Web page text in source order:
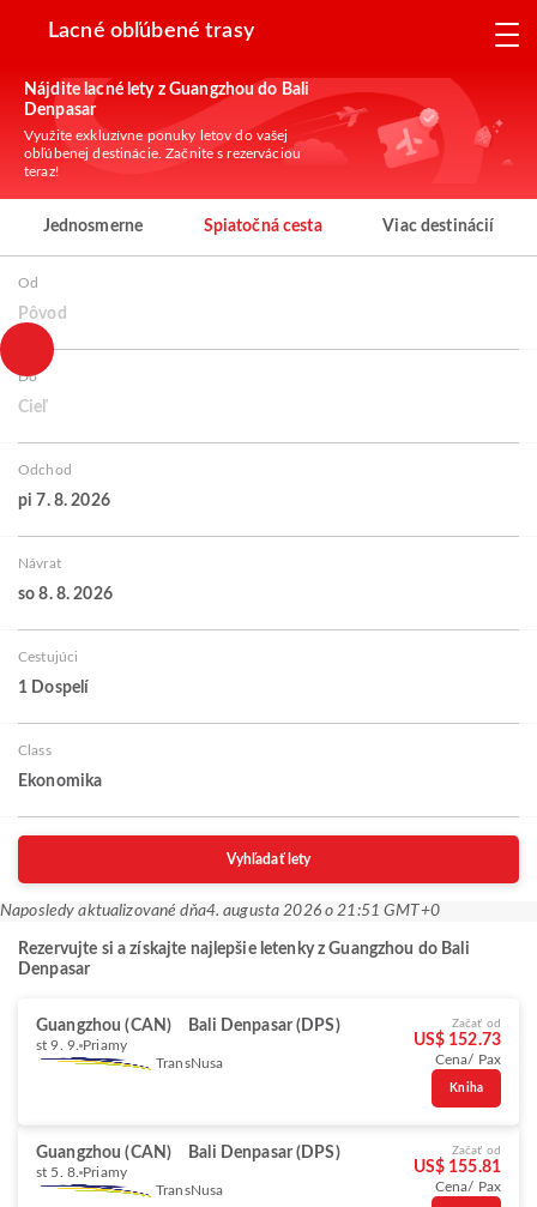
Lacné obľúbené trasy
Nájdite lacné lety z Guangzhou do Bali
Denpasar
Využite exkluzívne ponuky letov do vašej
obľúbenej destinácie. Začnite s rezerváciou
teraz!
Jednosmerne Spiatočná cesta Viac destinácií
Od
Pôvod
Do
Cieľ
Odchod
pi 7. 8. 2026
Návrat
so 8. 8. 2026
Cestujúci
1 Dospelí
Class
Ekonomika
Vyhľadať lety
Naposledy aktualizované dňa4. augusta 2026 o 21:51 GMT+0
Rezervujte si a získajte najlepšie letenky z Guangzhou do Bali
Denpasar
Guangzhou (CAN) Bali Denpasar (DPS)
st 9. 9. Priamy
TransNusa
Začať od
US$ 152.73
Cena/ Pax
Kniha
Guangzhou (CAN) Bali Denpasar (DPS)
st 5. 8. Priamy
TransNusa
Začať od
US$ 155.81
Cena/ Pax